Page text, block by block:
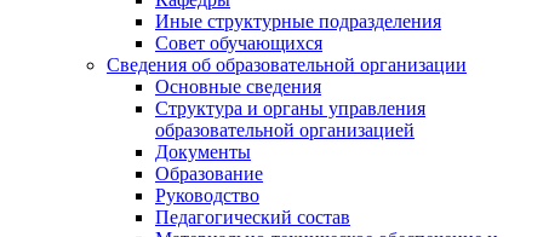
Иные структурные подразделения
Совет обучающихся
Сведения об образовательной организации
Основные сведения
Структура и органы управления
образовательной организацией
Документы
Образование
Руководство
Педагогический состав